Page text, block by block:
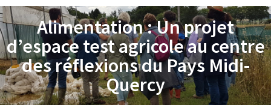
e
b
o
o
k
Alimentation : Un projet
d’espace test agricole au centre
des réflexions du Pays Midi-
Quercy